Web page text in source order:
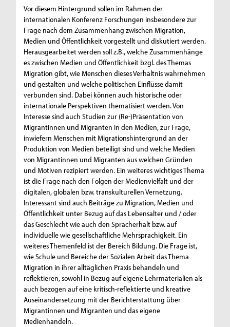
Vor diesem Hintergrund sollen im Rahmen der
internationalen Konferenz Forschungen insbesondere zur
Frage nach dem Zusammenhang zwischen Migration,
Medien und Öffentlichkeit vorgestellt und diskutiert werden.
Herausgearbeitet werden soll z.B., welche Zusammenhänge
es zwischen Medien und Öffentlichkeit bzgl. des Themas
Migration gibt, wie Menschen dieses Verhältnis wahrnehmen
und gestalten und welche politischen Einflüsse damit
verbunden sind. Dabei können auch historische oder
internationale Perspektiven thematisiert werden. Von
Interesse sind auch Studien zur (Re-)Präsentation von
Migrantinnen und Migranten in den Medien, zur Frage,
inwiefern Menschen mit Migrationshintergrund an der
Produktion von Medien beteiligt sind und welche Medien
von Migrantinnen und Migranten aus welchen Gründen
und Motiven rezipiert werden. Ein weiteres wichtiges Thema
ist die Frage nach den Folgen der Medienvielfalt und der
digitalen, globalen bzw. transkulturellen Vernetzung.
Interessant sind auch Beiträge zu Migration, Medien und
Öffentlichkeit unter Bezug auf das Lebensalter und / oder
das Geschlecht wie auch den Spracherhalt bzw. auf
individuelle wie gesellschaftliche Mehrsprachigkeit. Ein
weiteres Themenfeld ist der Bereich Bildung. Die Frage ist,
wie Schule und Bereiche der Sozialen Arbeit das Thema
Migration in ihrer alltäglichen Praxis behandeln und
reflektieren, sowohl in Bezug auf eigene Lehrmaterialien als
auch bezogen auf eine kritisch-reflektierte und kreative
Auseinandersetzung mit der Berichterstattung über
Migrantinnen und Migranten und das eigene
Medienhandeln.